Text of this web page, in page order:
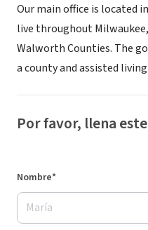
Our main office is located
live throughout
Walworth Counties. The
a county and assisted
Por favor, llena
Nombre*